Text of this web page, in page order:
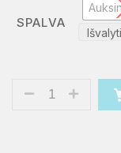
SPALVA
Išvalyti